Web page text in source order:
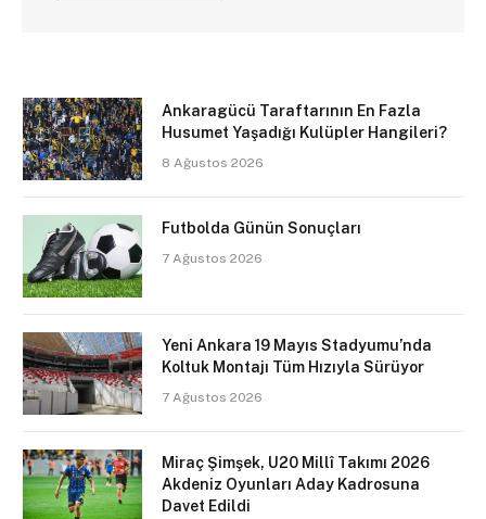
Ankaragücü Taraftarının En Fazla
Husumet Yaşadığı Kulüpler Hangileri?
8 Ağustos 2026
Futbolda Günün Sonuçları
7 Ağustos 2026
Yeni Ankara 19 Mayıs Stadyumu’nda
Koltuk Montajı Tüm Hızıyla Sürüyor
7 Ağustos 2026
Miraç Şimşek, U20 Millî Takımı 2026
Akdeniz Oyunları Aday Kadrosuna
Davet Edildi